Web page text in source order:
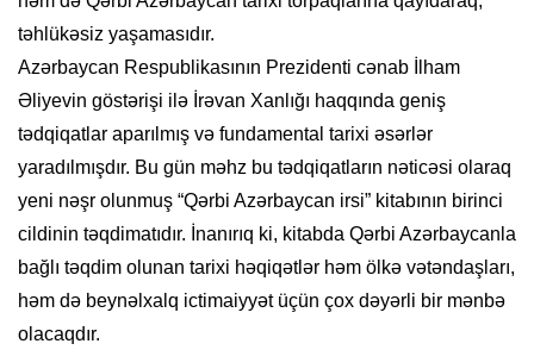
təhlükəsiz yaşamasıdır.
Azərbaycan Respublikasının Prezidenti cənab İlham
Əliyevin göstərişi ilə İrəvan Xanlığı haqqında geniş
tədqiqatlar aparılmış və fundamental tarixi əsərlər
yaradılmışdır. Bu gün məhz bu tədqiqatların nəticəsi olaraq
yeni nəşr olunmuş “Qərbi Azərbaycan irsi” kitabının birinci
cildinin təqdimatıdır. İnanırıq ki, kitabda Qərbi Azərbaycanla
bağlı təqdim olunan tarixi həqiqətlər həm ölkə vətəndaşları,
həm də beynəlxalq ictimaiyyət üçün çox dəyərli bir mənbə
olacaqdır.